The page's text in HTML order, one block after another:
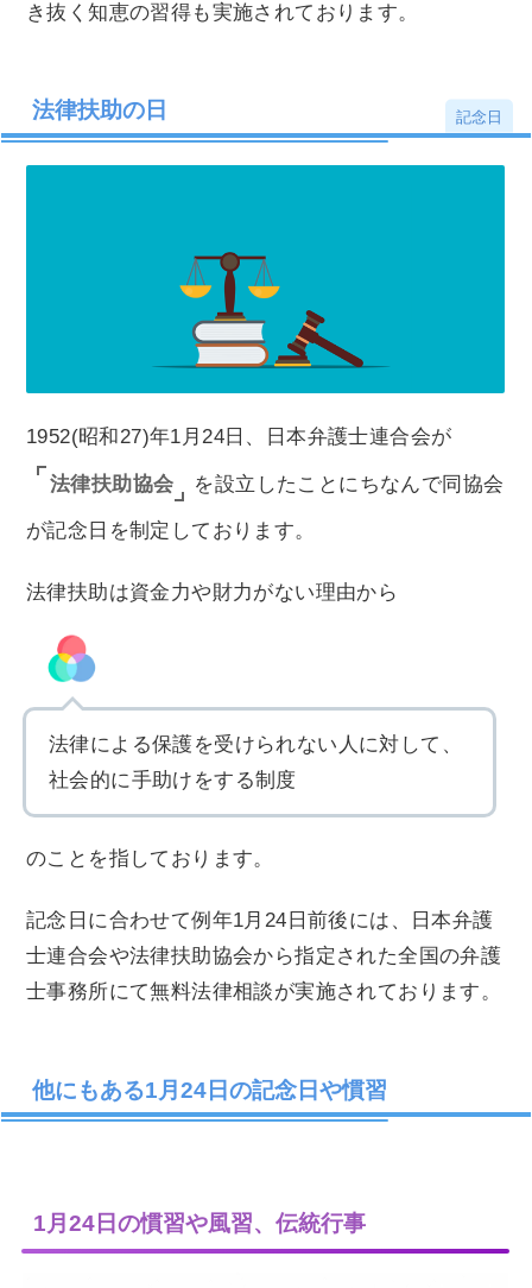
き抜く知恵の習得も実施されております。
法律扶助の日 記念日
1952(昭和27)年1月24日、日本弁護士連合会が
法律扶助協会 を設立したことにちなんで同協会
が記念日を制定しております。
法律扶助は資金力や財力がない理由から
法律による保護を受けられない人に対して、
社会的に手助けをする制度
のことを指しております。
記念日に合わせて例年1月24日前後には、日本弁護
士連合会や法律扶助協会から指定された全国の弁護
士事務所にて無料法律相談が実施されております。
他にもある1月24日の記念日や慣習
1月24日の慣習や風習、伝統行事